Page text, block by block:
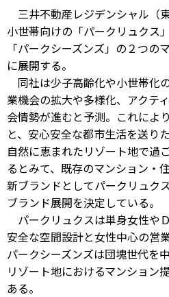
三井不動産レジデンシャル（
小世帯向けの「パークリュクス
「パークシーズンズ」の２つの
に展開する。
同社は少子高齢化や小世帯化
業機会の拡大や多様化、アクテ
会情勢が進むと予測。これによ
と、安心安全な都市生活を送り
自然に恵まれたリゾート地で過
るとみて、既存のマンション・
新ブランドとしてパークリュク
ブランド展開を決定している。
パークリュクスは単身女性や
安全な空間設計と女性中心の営
パークシーズンズは団塊世代を
リゾート地におけるマンション
ある。